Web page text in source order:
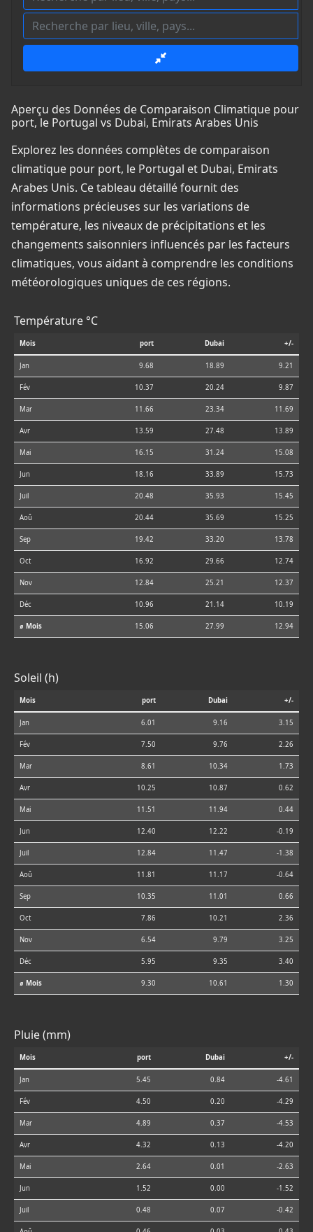
Aperçu des Données de Comparaison Climatique pour
port, le Portugal vs Dubai, Emirats Arabes Unis
Explorez les données complètes de comparaison
climatique pour port, le Portugal et Dubai, Emirats
Arabes Unis. Ce tableau détaillé fournit des
informations précieuses sur les variations de
température, les niveaux de précipitations et les
changements saisonniers influencés par les facteurs
climatiques, vous aidant à comprendre les conditions
météorologiques uniques de ces régions.
Température °C
Mois port Dubai +/-
Jan 9.68 18.89 9.21
Fév 10.37 20.24 9.87
Mar 11.66 23.34 11.69
Avr 13.59 27.48 13.89
Mai 16.15 31.24 15.08
Jun 18.16 33.89 15.73
Juil 20.48 35.93 15.45
Aoû 20.44 35.69 15.25
Sep 19.42 33.20 13.78
Oct 16.92 29.66 12.74
Nov 12.84 25.21 12.37
Déc 10.96 21.14 10.19
⌀ Mois 15.06 27.99 12.94
Soleil (h)
Mois port Dubai +/-
Jan 6.01 9.16 3.15
Fév 7.50 9.76 2.26
Mar 8.61 10.34 1.73
Avr 10.25 10.87 0.62
Mai 11.51 11.94 0.44
Jun 12.40 12.22 -0.19
Juil 12.84 11.47 -1.38
Aoû 11.81 11.17 -0.64
Sep 10.35 11.01 0.66
Oct 7.86 10.21 2.36
Nov 6.54 9.79 3.25
Déc 5.95 9.35 3.40
⌀ Mois 9.30 10.61 1.30
Pluie (mm)
Mois port Dubai +/-
Jan 5.45 0.84 -4.61
Fév 4.50 0.20 -4.29
Mar 4.89 0.37 -4.53
Avr 4.32 0.13 -4.20
Mai 2.64 0.01 -2.63
Jun 1.52 0.00 -1.52
Juil 0.48 0.07 -0.42